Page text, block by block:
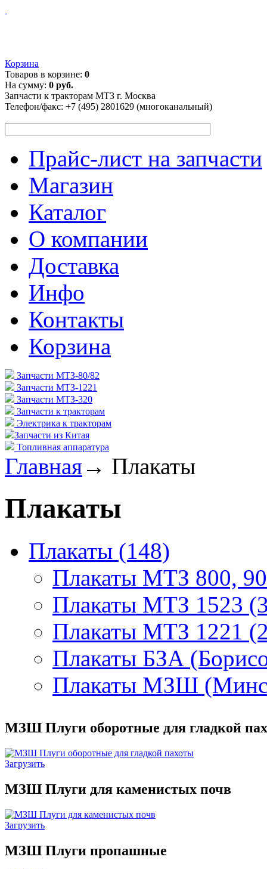
Корзина
Товаров в корзине: 0
На сумму: 0 руб.
Запчасти к тракторам МТЗ г. Москва
Телефон/факс: +7 (495) 2801629 (многоканальный)
Прайс-лист на запчасти
Магазин
Каталог
О компании
Доставка
Инфо
Контакты
Корзина
Запчасти МТЗ-80/82
Запчасти МТЗ-1221
Запчасти МТЗ-320
Запчасти к тракторам
Электрика к тракторам
Запчасти из Китая
Топливная аппаратура
Главная→ Плакаты
Плакаты
Плакаты (148)
Плакаты МТЗ 800,
Плакаты МТЗ 1523
Плакаты МТЗ 1221
Плакаты БЗА
Плакаты МЗШ
МЗШ Плуги оборотные для гладкой
Загрузить
МЗШ Плуги для каменистых почв
Загрузить
МЗШ Плуги пропашные